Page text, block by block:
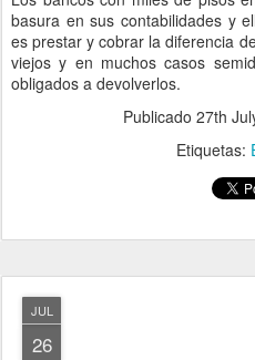
basura en sus contabilidades y
es prestar y cobrar la diferencia
viejos y en muchos casos
obligados a devolverlos.
Publicado 27th
Etiquetas:
JUL
26